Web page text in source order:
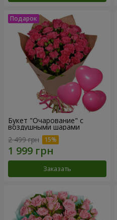
Букет "Очарование" с
воздушными шарами
2 499 грн
Заказать